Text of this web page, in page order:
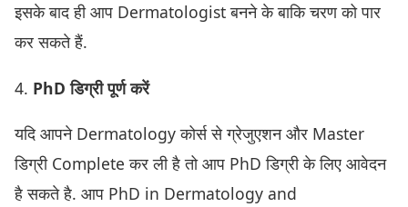
इसके बाद ही आप Dermatologist बनने के बाकि चरण को पार
कर सकते हैं.
4. PhD डिग्री पूर्ण करें
यदि आपने Dermatology कोर्स से ग्रेजुएशन और Master
डिग्री Complete कर ली है तो आप PhD डिग्री के लिए आवेदन
है सकते है. आप PhD in Dermatology and